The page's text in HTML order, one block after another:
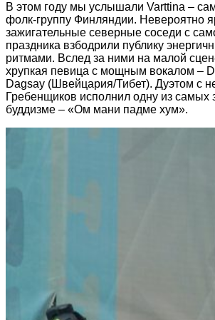
В этом году мы услышали Varttina –
фолк-группу Финляндии. Невероятно
зажигательные северные соседи с
праздника взбодрили публику
ритмами. Вслед за ними на малой
хрупкая певица с мощным вокалом –
Dagsay (Швейцария/Тибет). Дуэтом с
Гребенщиков исполнил одну из самых
буддизме – «Ом мани падме хум».